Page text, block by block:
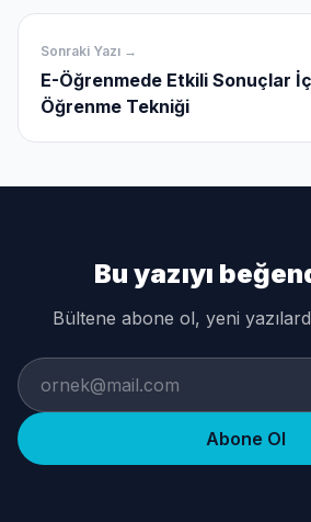
Sonraki Yazı →
E-Öğrenmede Etkili Sonuçlar
Öğrenme Tekniği
Bu yazıyı
Bültene abone ol, yeni
Abone Ol